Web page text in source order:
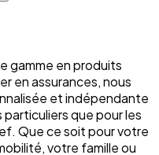
gamme en produits
en assurances, nous
et indépendante
que pour les
Que ce soit pour votre
votre famille ou